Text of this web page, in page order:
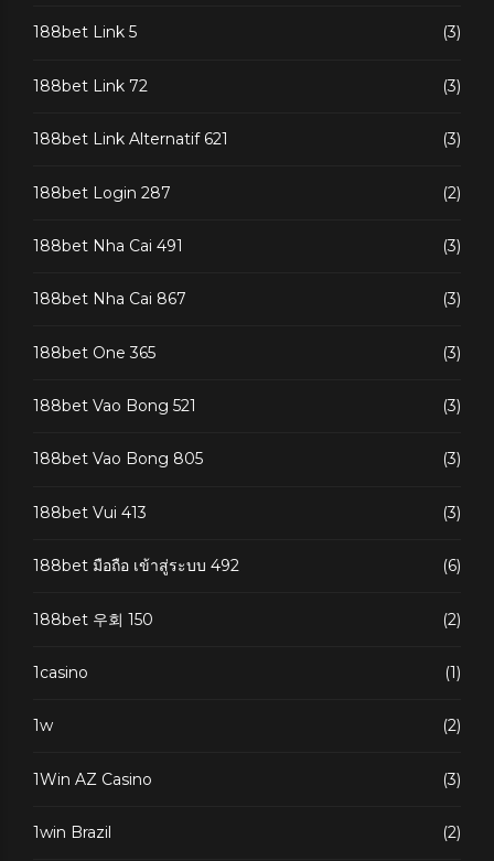
188bet Link 5 (3)
188bet Link 72 (3)
188bet Link Alternatif 621 (3)
188bet Login 287 (2)
188bet Nha Cai 491 (3)
188bet Nha Cai 867 (3)
188bet One 365 (3)
188bet Vao Bong 521 (3)
188bet Vao Bong 805 (3)
188bet Vui 413 (3)
188bet มือถือ เข้าสู่ระบบ 492 (6)
188bet 우회 150 (2)
1casino (1)
1w (2)
1Win AZ Casino (3)
1win Brazil (2)